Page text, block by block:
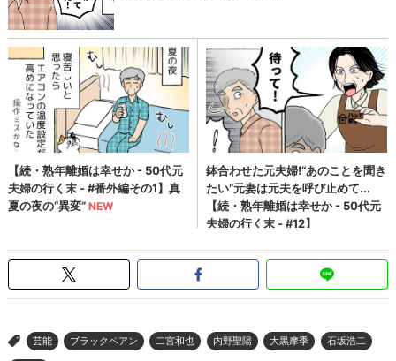
> 芸能 ブラックペアン 二宮和也 内野聖陽 大黒摩季 石坂浩二